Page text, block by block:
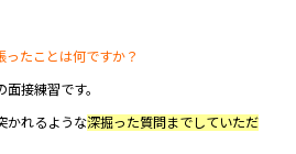
たことは何ですか？
接練習です。
かれるような深掘った質問までしていただ